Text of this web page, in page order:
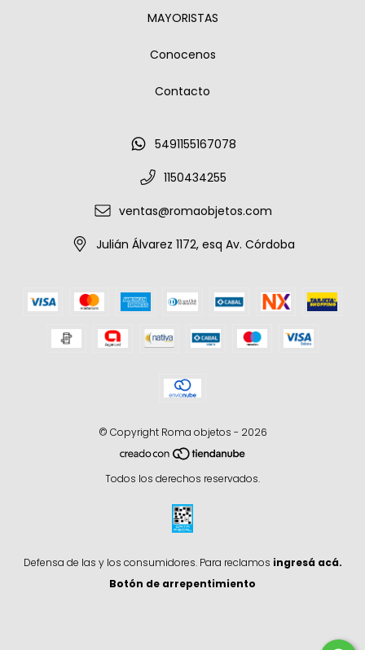
MAYORISTAS
Conocenos
Contacto
5491155167078
1150434255
ventas@romaobjetos.com
Julián Álvarez 1172, esq Av. Córdoba
© Copyright Roma objetos - 2026
Todos los derechos reservados.
Defensa de las y los consumidores. Para reclamos ingresá acá.
Botón de arrepentimiento